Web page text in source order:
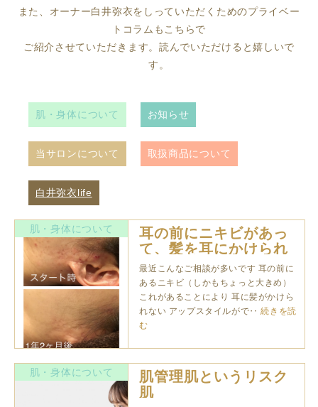
また、オーナー白井弥衣をしっていただくためのプライベー
トコラムもこちらで
ご紹介させていただきます。読んでいただけると嬉しいで
す。
肌・身体について お知らせ
当サロンについて 取扱商品について
白井弥衣life
肌・身体について
耳の前にニキビがあっ
て、髪を耳にかけられ
ません
最近こんなご相談が多いです 耳の前に
あるニキビ（しかもちょっと大きめ）
これがあることにより 耳に髪がかけら
れない アップスタイルがで‥続きを読
む
肌・身体について
肌管理肌というリスク
肌